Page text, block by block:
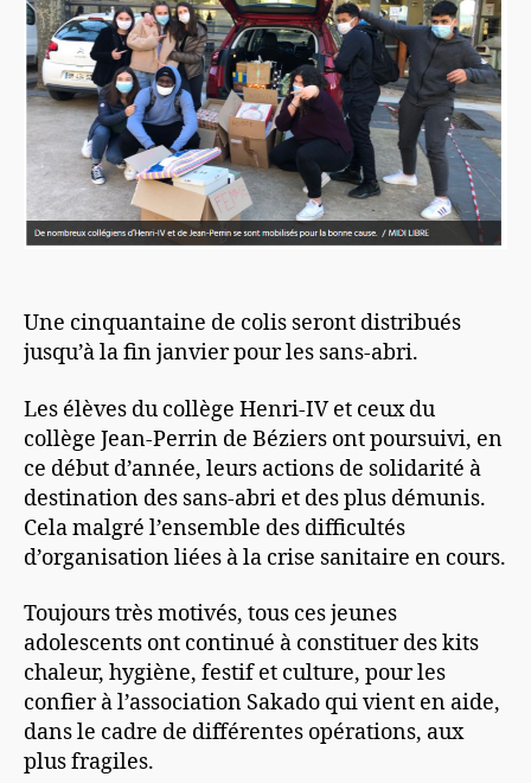
Une cinquantaine de colis seront distribués
jusqu’à la fin janvier pour les sans-abri.
Les élèves du collège Henri-IV et ceux du
collège Jean-Perrin de Béziers ont poursuivi, en
ce début d’année, leurs actions de solidarité à
destination des sans-abri et des plus démunis.
Cela malgré l’ensemble des difficultés
d’organisation liées à la crise sanitaire en cours.
Toujours très motivés, tous ces jeunes
adolescents ont continué à constituer des kits
chaleur, hygiène, festif et culture, pour les
confier à l’association Sakado qui vient en aide,
dans le cadre de différentes opérations, aux
plus fragiles.